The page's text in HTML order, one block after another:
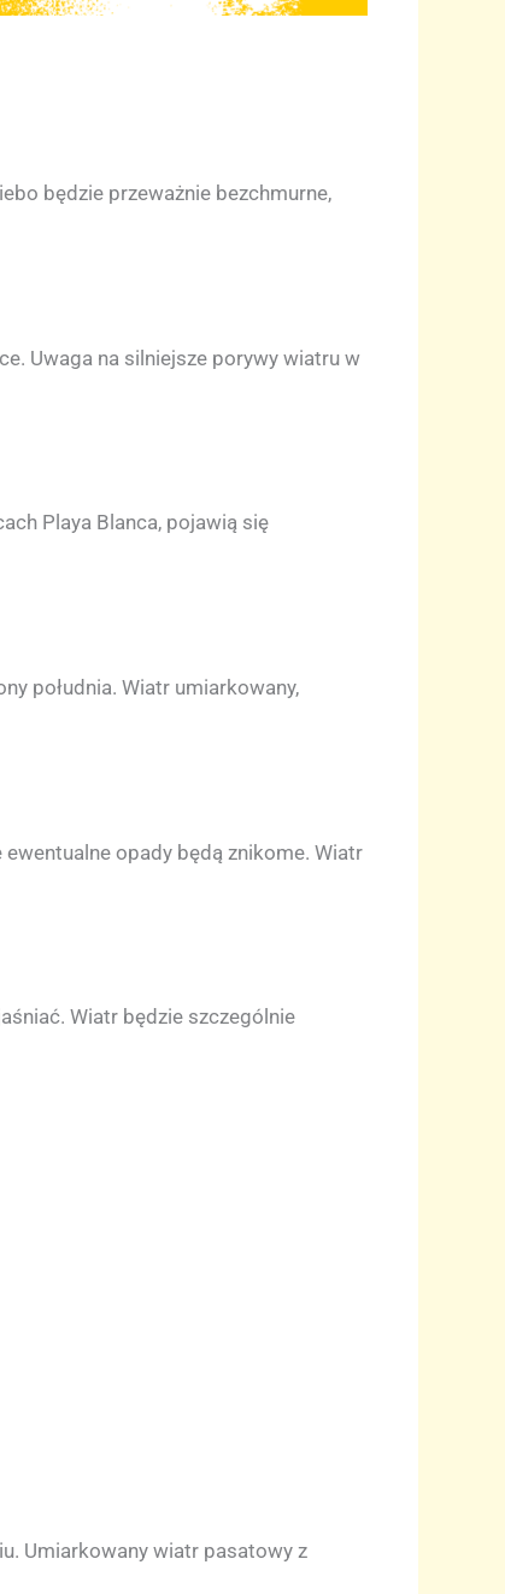
będzie przeważnie bezchmurne,
Uwaga na silniejsze porywy wiatru w
Playa Blanca, pojawią się
południa. Wiatr umiarkowany,
opady będą znikome. Wiatr
Wiatr będzie szczególnie
Umiarkowany wiatr pasatowy z